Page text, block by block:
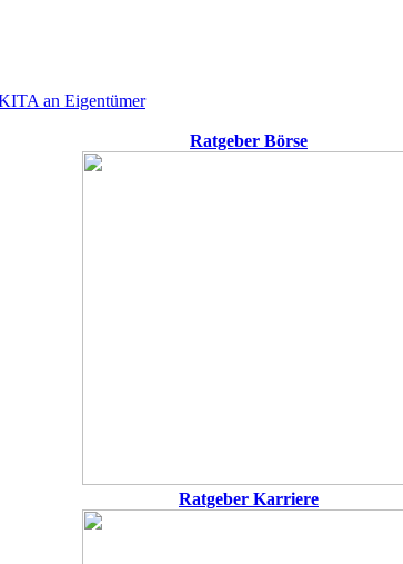
an Eigentümer
Ratgeber Börse
Ratgeber Karriere